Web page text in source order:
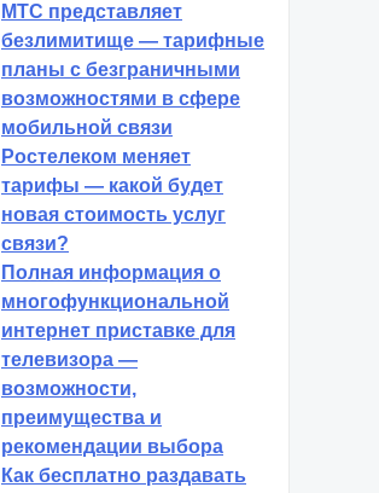
МТС представляет
безлимитище — тарифные
планы с безграничными
возможностями в сфере
мобильной связи
Ростелеком меняет
тарифы — какой будет
новая стоимость услуг
связи?
Полная информация о
многофункциональной
интернет приставке для
телевизора —
возможности,
преимущества и
рекомендации выбора
Как бесплатно раздавать